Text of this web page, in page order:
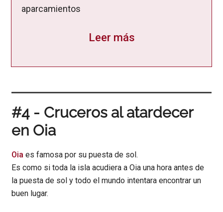
aparcamientos
Leer más
#4 - Cruceros al atardecer
en Oia
Oia es famosa por su puesta de sol.
Es como si toda la isla acudiera a Oia una hora antes de
la puesta de sol y todo el mundo intentara encontrar un
buen lugar.